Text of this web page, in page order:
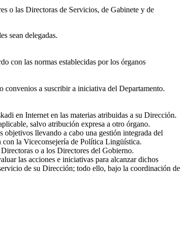
o las Directoras de Servicios, de Gabinete y de
sean delegadas.
con las normas establecidas por los órganos
convenios a suscribir a iniciativa del Departamento.
en Internet en las materias atribuidas a su Dirección.
salvo atribución expresa a otro órgano.
llevando a cabo una gestión integrada del
la Viceconsejería de Política Lingüística.
o a los Directores del Gobierno.
las acciones e iniciativas para alcanzar dichos
de su Dirección; todo ello, bajo la coordinación de